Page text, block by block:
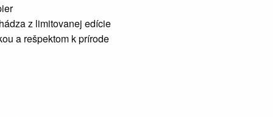
z limitovanej edície
a rešpektom k prírode